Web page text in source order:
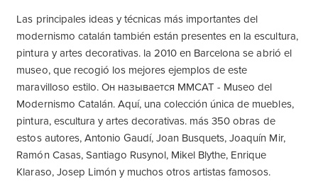
Las principales ideas y técnicas más importantes del
modernismo catalán también están presentes en la escultura,
pintura y artes decorativas. la 2010 en Barcelona se abrió el
museo, que recogió los mejores ejemplos de este
maravilloso estilo. Он называется MMCAT - Museo del
Modernismo Catalán. Aquí, una colección única de muebles,
pintura, escultura y artes decorativas. más 350 obras de
estos autores, Antonio Gaudí, Joan Busquets, Joaquín Mir,
Ramón Casas, Santiago Rusynol, Mikel Blythe, Enrique
Klaraso, Josep Limón y muchos otros artistas famosos.